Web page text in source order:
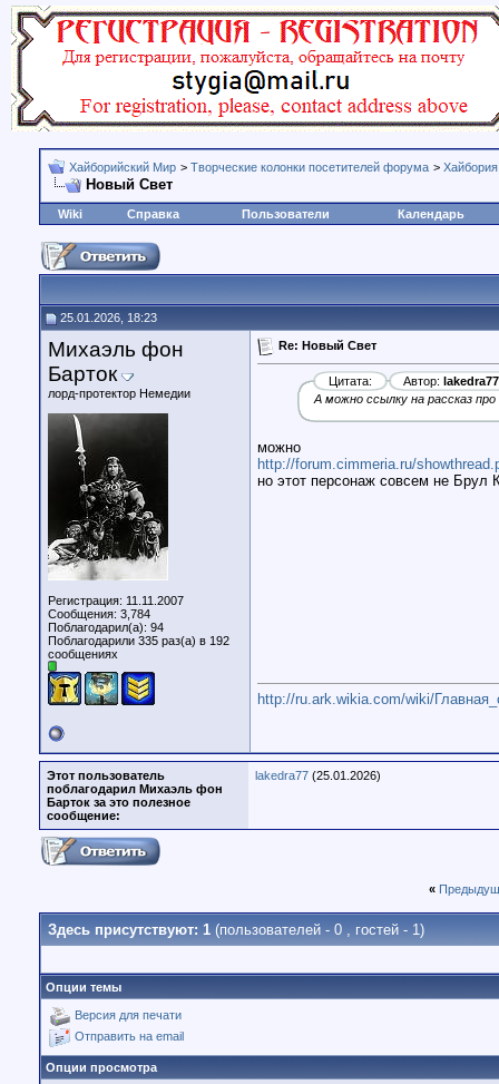
Хайборийский Мир > Творческие колонки посетителей форума >
Новый Свет
Wiki Справка Пользователи Календарь
25.01.2026, 18:23
Михаэль фон
Барток
лорд-протектор Немедии
Регистрация: 11.11.2007
Сообщения: 3,784
Поблагодарил(а): 94
Поблагодарили 335 раз(а) в 192
сообщениях
Re: Новый Свет
Цитата: Автор: lakedra77
А можно ссылку на рассказ
можно
http://forum.cimmeria.ru/
но этот персонаж совсем не Брул
http://ru.ark.wikia.com/wiki/
Этот пользователь
поблагодарил Михаэль фон
Барток за это полезное
сообщение:
lakedra77 (25.01.2026)
«
Здесь присутствуют: 1 (пользователей - 0 , гостей - 1)
Опции темы
Версия для печати
Отправить на email
Опции просмотра